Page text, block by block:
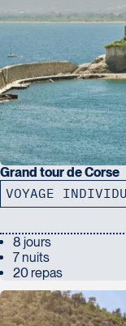
Grand tour de Corse
VOYAGE
8 jours
7 nuits
20 repas